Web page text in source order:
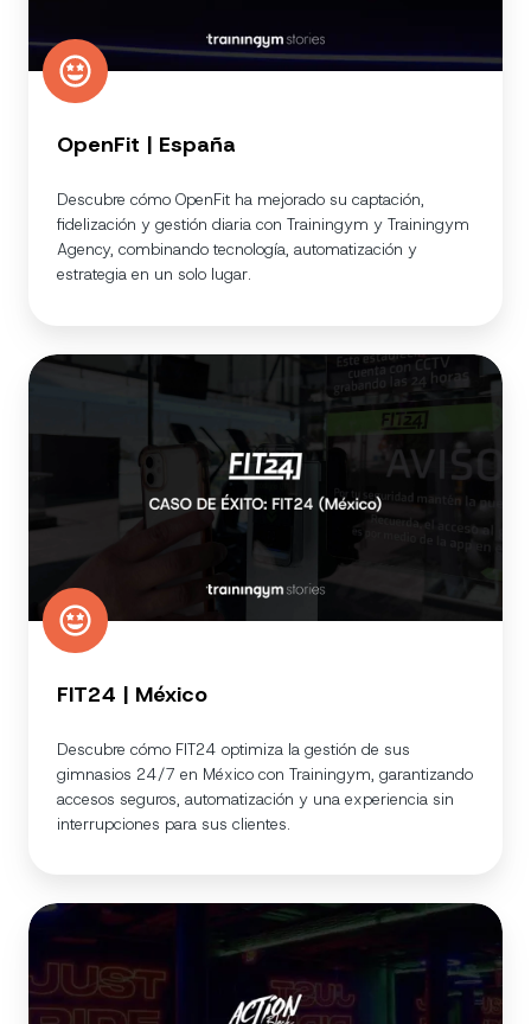
OpenFit | España
Descubre cómo OpenFit ha mejorado su captación,
fidelización y gestión diaria con Trainingym y Trainingym
Agency, combinando tecnología, automatización y
estrategia en un solo lugar.
FIT24
FIT24 | México
Descubre cómo FIT24 optimiza la gestión de sus
gimnasios 24/7 en México con Trainingym, garantizando
accesos seguros, automatización y una experiencia sin
interrupciones para sus clientes.
Action
Black
|
Madrid